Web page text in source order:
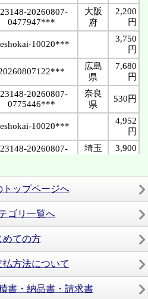
トップページへ
ゴリ一覧へ
めての方
方法について
書・納品書・請求書